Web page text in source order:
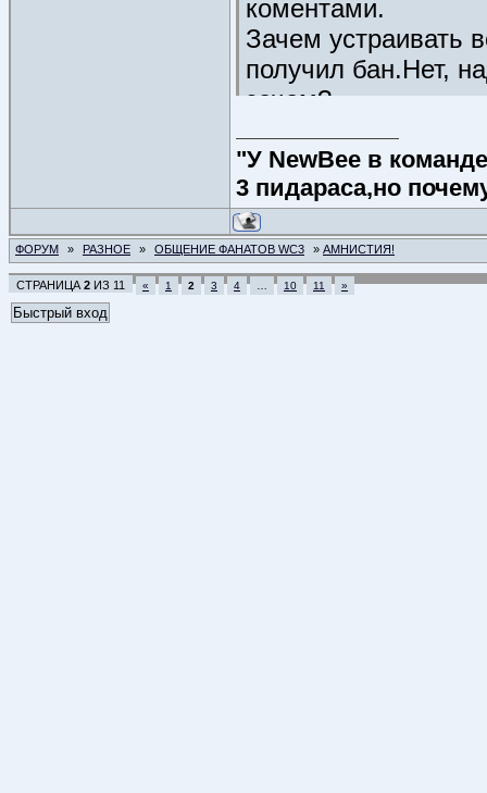
коментами.
Зачем устраивать
получил бан.Нет,
зачем?
"У NewBee в
3 пидараса,но
ФОРУМ » РАЗНОЕ » ОБЩЕНИЕ ФАНАТОВ WC3 » АМНИСТИЯ!
СТРАНИЦА 2 ИЗ 11 « 1 2 3 4 10 11 »